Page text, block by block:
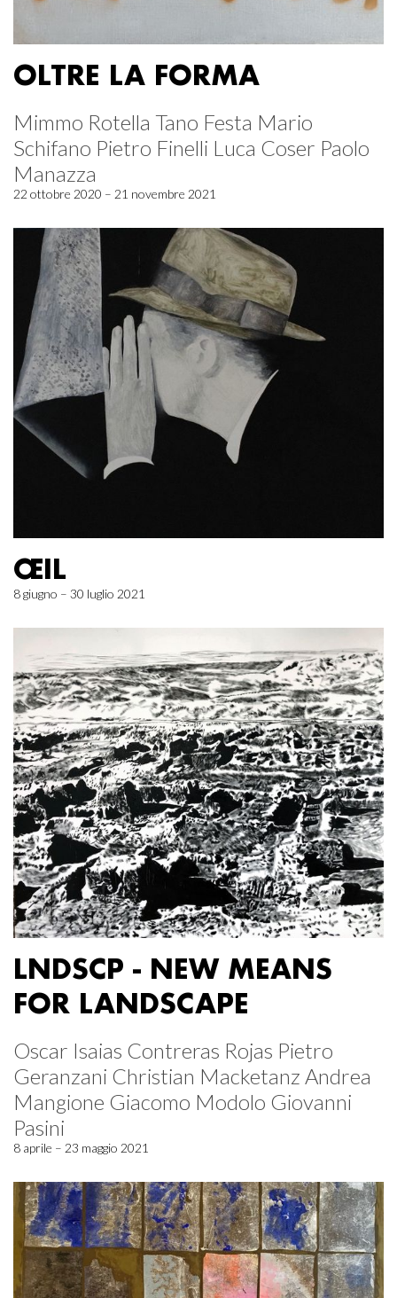
OLTRE LA FORMA
Mimmo Rotella Tano Festa Mario
Schifano Pietro Finelli Luca Coser Paolo
Manazza
22 ottobre 2020 – 21 novembre 2021
ŒIL
8 giugno – 30 luglio 2021
LNDSCP - NEW MEANS
FOR LANDSCAPE
Oscar Isaias Contreras Rojas Pietro
Geranzani Christian Macketanz Andrea
Mangione Giacomo Modolo Giovanni
Pasini
8 aprile – 23 maggio 2021